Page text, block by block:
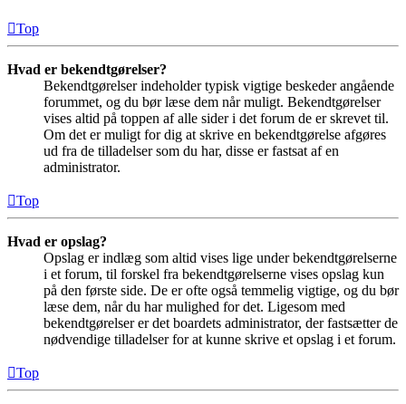
Top
Hvad er bekendtgørelser?
Bekendtgørelser indeholder typisk vigtige beskeder angående
forummet, og du bør læse dem når muligt. Bekendtgørelser
vises altid på toppen af alle sider i det forum de er skrevet til.
Om det er muligt for dig at skrive en bekendtgørelse afgøres
ud fra de tilladelser som du har, disse er fastsat af en
administrator.
Top
Hvad er opslag?
Opslag er indlæg som altid vises lige under bekendtgørelserne
i et forum, til forskel fra bekendtgørelserne vises opslag kun
på den første side. De er ofte også temmelig vigtige, og du bør
læse dem, når du har mulighed for det. Ligesom med
bekendtgørelser er det boardets administrator, der fastsætter de
nødvendige tilladelser for at kunne skrive et opslag i et forum.
Top